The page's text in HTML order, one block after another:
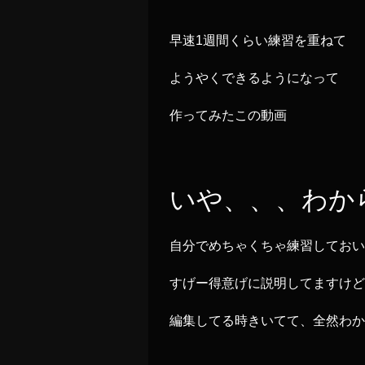
早速1週間くらい練習を重ねて
ようやくできるようになって
作ってみたこの動画
いや、、、わ
自分でめちゃくちゃ練習してお
すげー得意げに説明してますけど
編集してる時きいてて、全然わ